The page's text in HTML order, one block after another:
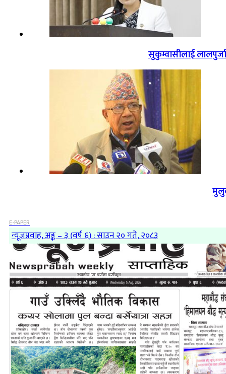
सुकुम्वासीलाई
E-PAPER
न्यूजप्रवाह, अङ्क – ३ (वर्ष ६) : साउन २० गते, २०८३